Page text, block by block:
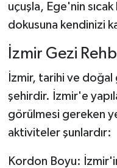
uçuşla, Ege'nin
dokusuna kendinizi
İzmir Gezi
İzmir, tarihi ve
şehirdir. İzmir'e
görülmesi gereken
aktiviteler şunlardır:
Kordon Boyu: